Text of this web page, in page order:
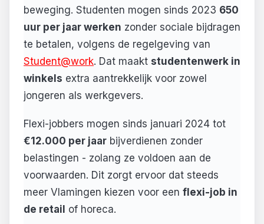
beweging. Studenten mogen sinds 2023 650
uur per jaar werken zonder sociale bijdragen
te betalen, volgens de regelgeving van
Student@work. Dat maakt studentenwerk in
winkels extra aantrekkelijk voor zowel
jongeren als werkgevers.
Flexi-jobbers mogen sinds januari 2024 tot
€12.000 per jaar bijverdienen zonder
belastingen - zolang ze voldoen aan de
voorwaarden. Dit zorgt ervoor dat steeds
meer Vlamingen kiezen voor een flexi-job in
de retail of horeca.